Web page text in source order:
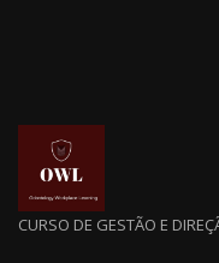
CURSO DE GESTÃO E